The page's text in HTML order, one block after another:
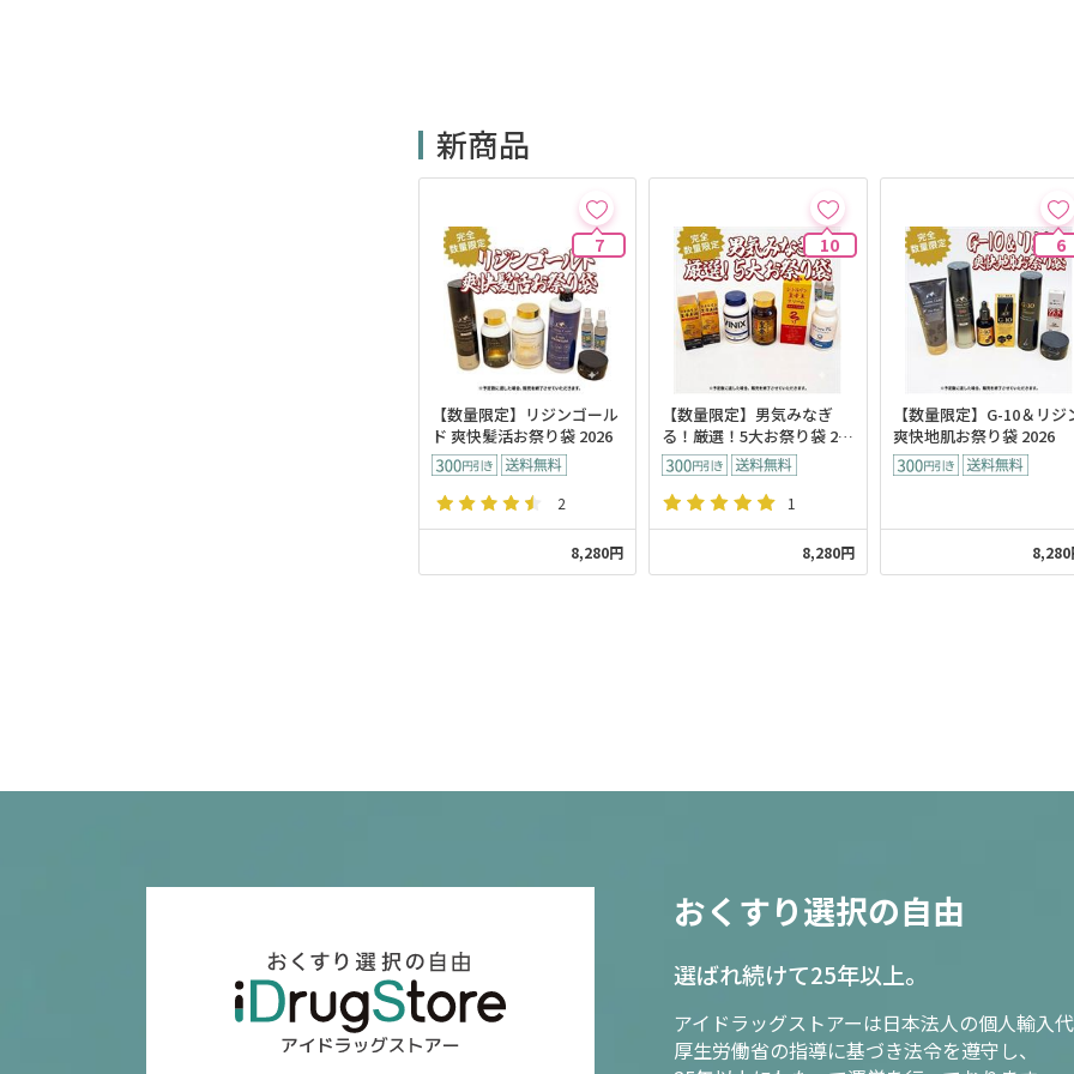
新商品
7
【数量限定】リジンゴール
ド 爽快髪活お祭り袋 2026
2
8,280円
10
【数量限定】男気みなぎ
る！厳選！5大お祭り袋 20
26
1
8,280円
6
【数量限定】G-10＆リジ
爽快地肌お祭り袋 2026
8,280
おくすり選択の自由
選ばれ続けて25年以上。
アイドラッグストアーは日本法人の個人輸入
厚生労働省の指導に基づき法令を遵守し、